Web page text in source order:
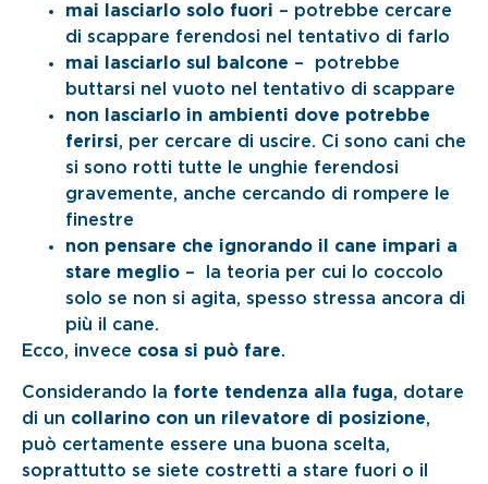
mai lasciarlo solo fuori – potrebbe cercare
di scappare ferendosi nel tentativo di farlo
mai lasciarlo sul balcone – potrebbe
buttarsi nel vuoto nel tentativo di scappare
non lasciarlo in ambienti dove potrebbe
ferirsi, per cercare di uscire. Ci sono cani che
si sono rotti tutte le unghie ferendosi
gravemente, anche cercando di rompere le
finestre
non pensare che ignorando il cane impari a
stare meglio – la teoria per cui lo coccolo
solo se non si agita, spesso stressa ancora di
più il cane.
Ecco, invece cosa si può fare.
Considerando la forte tendenza alla fuga, dotare
di un collarino con un rilevatore di posizione,
può certamente essere una buona scelta,
soprattutto se siete costretti a stare fuori o il